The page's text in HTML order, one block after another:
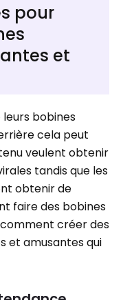
pour
et
bobines
cela peut
veulent obtenir
tandis que les
obtenir de
faire des bobines
créer des
et amusantes qui